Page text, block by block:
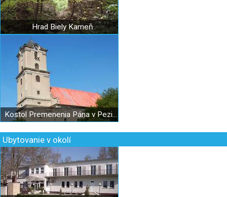
Hrad Biely Kameň
Kostol Premenenia Pána v Pezinku (Dolný kostol)
Ubytovanie v okolí